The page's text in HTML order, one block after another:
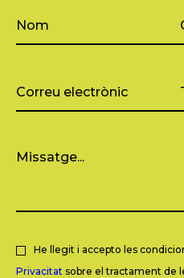
He llegit i accepto les
Privacitat sobre el tractament de